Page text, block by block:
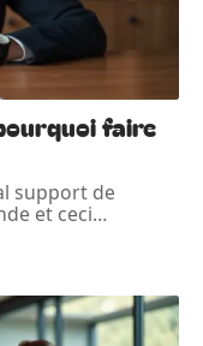
faire
support de
et ceci…